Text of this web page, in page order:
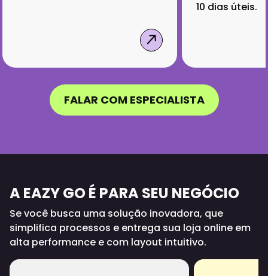
FALAR COM ESPECIALISTA
A EAZY GO É PARA SEU NEGÓCIO
Se você busca uma solução inovadora, que
simplifica processos e entrega sua loja online em
alta performance e com layout intuitivo.